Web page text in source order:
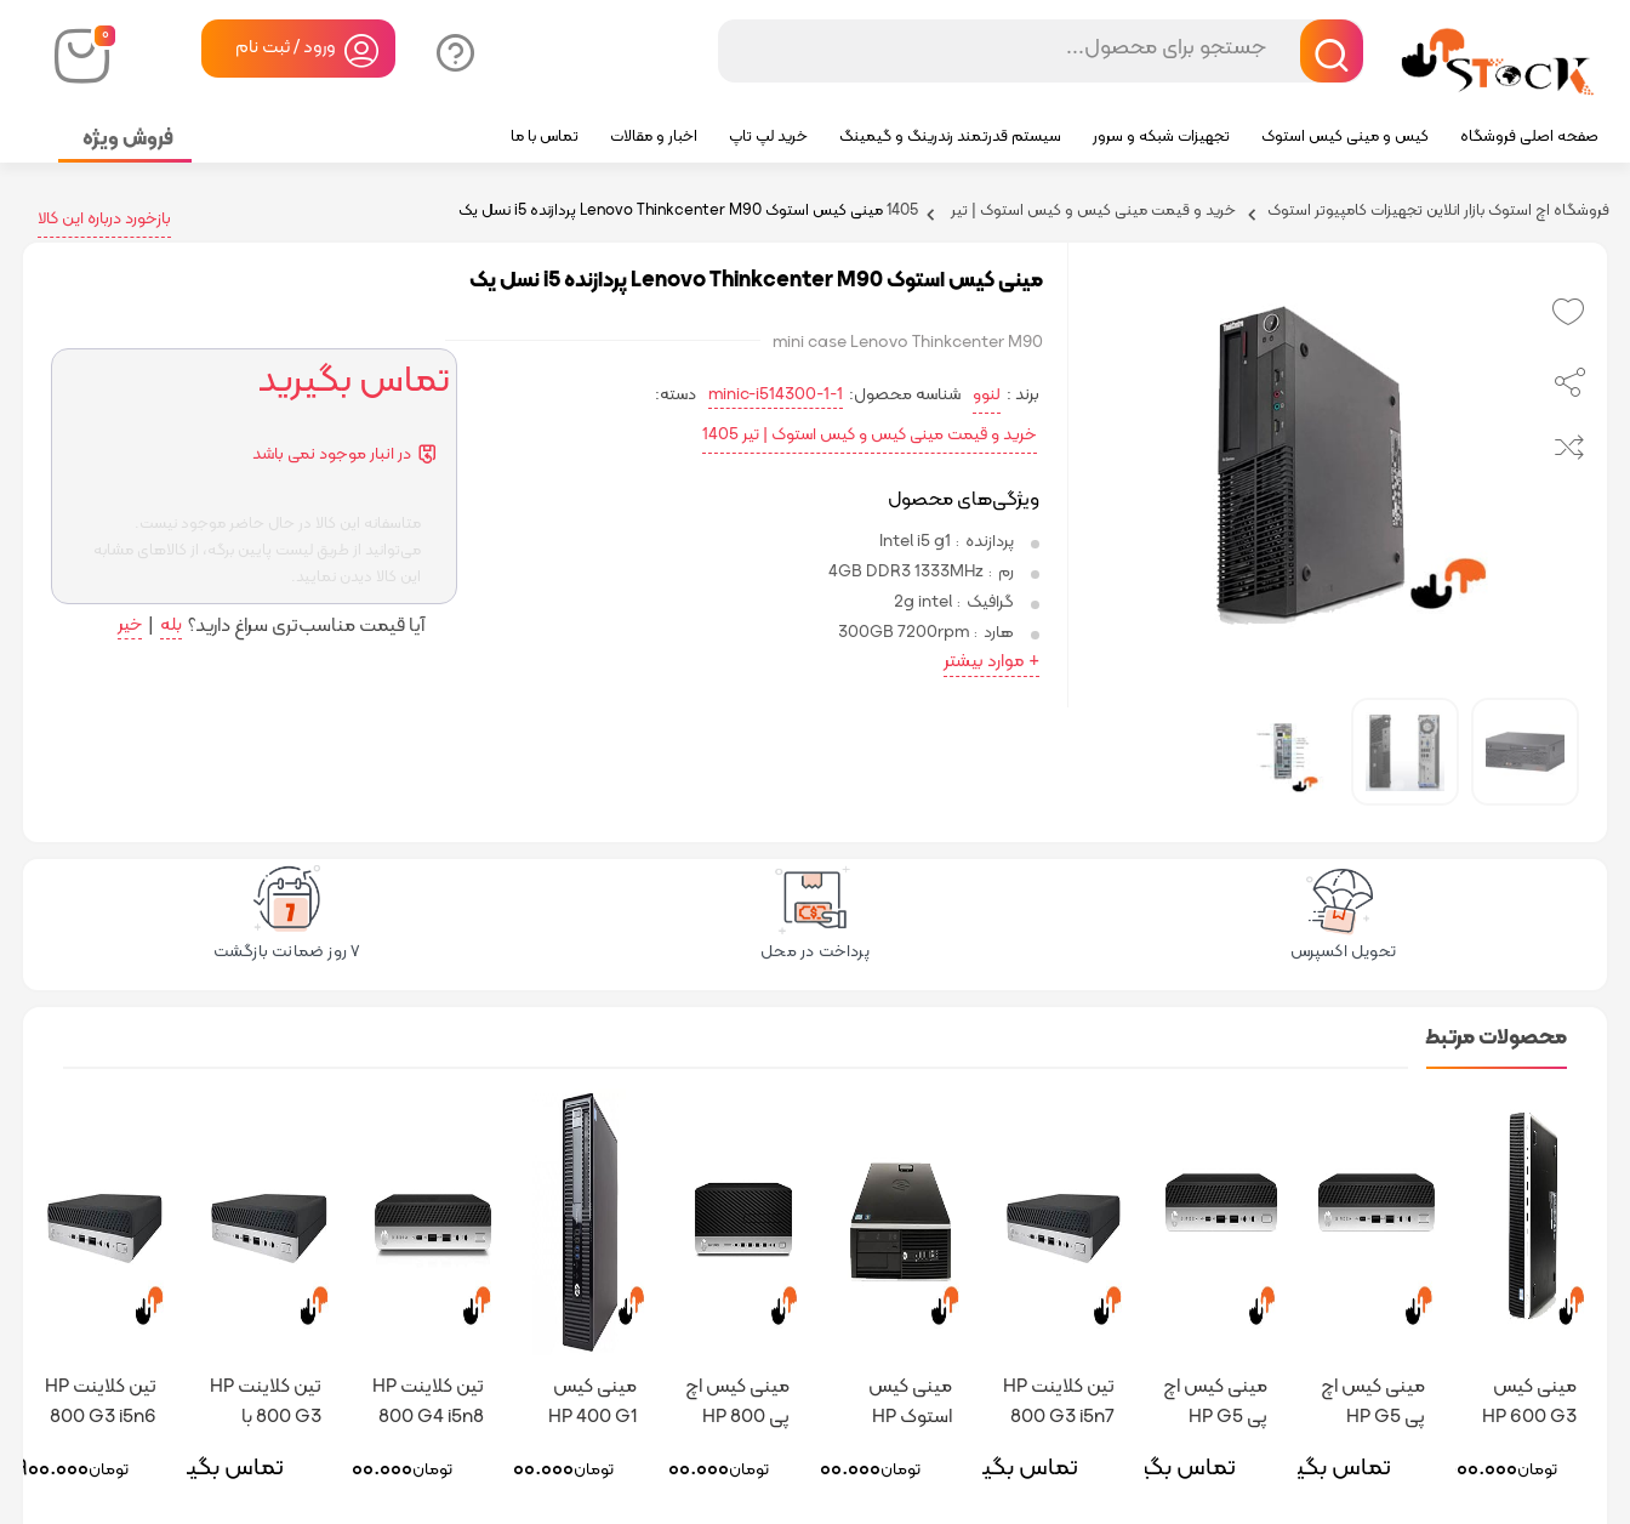
۰ ورود / ثبت نام
صفحه اصلی فروشگاه کیس و مینی کیس استوک تجهیزات شبکه و سرور سیستم قدرتمند رندرینگ و گیمینگ خرید لپ تاپ اخبار و مقالات تماس با ما فروش ویژه
فروشگاه اچ استوک بازار انلاین تجهیزات کامپیوتر استوک خرید و قیمت مینی کیس و کیس استوک | تیر 1405 مینی کیس استوک Lenovo Thinkcenter M90 پردازنده i5 نسل یک بازخورد درباره این کالا
مینی کیس استوک Lenovo Thinkcenter M90 پردازنده i5 نسل یک
mini case Lenovo Thinkcenter M90
برند : لنوو شناسه محصول: minic-i514300-1-1 دسته:
خرید و قیمت مینی کیس و کیس استوک | تیر 1405
ویژگی‌های محصول
پردازنده :
Intel i5 g1
رم :
4GB DDR3 1333MHz
گرافیک :
2g intel
هارد :
300GB 7200rpm
+ موارد بیشتر
تماس بگیرید
در انبار موجود نمی باشد
متاسفانه این کالا در حال حاضر موجود نیست.
می‌توانید از طریق لیست پایین برگه، از کالاهای مشابه
این کالا دیدن نمایید.
آیا قیمت مناسب‌تری سراغ دارید؟ بله | خیر
تحویل اکسپرس پرداخت در محل ۷ روز ضمانت بازگشت
محصولات مرتبط
مینی کیس
HP 600 G3
تومان۲۸.۵۰۰.۰۰۰
مینی کیس اچ
پی HP G5
تماس بگیرید
مینی کیس اچ
پی HP G5
تماس بگیرید
تین کلاینت HP
800 G3 i5n7
تماس بگیرید
مینی کیس
استوک HP
تومان۱۴.۰۰۰.۰۰۰
مینی کیس اچ
پی HP 800
تومان۴۳.۰۰۰.۰۰۰
مینی کیس
HP 400 G1
تومان۱۶.۵۰۰.۰۰۰
تین کلاینت HP
800 G4 i5n8
تومان۴۱.۰۰۰.۰۰۰
تین کلاینت HP
800 G3 با
تماس بگیرید
تین کلاینت HP
800 G3 i5n6
تومان